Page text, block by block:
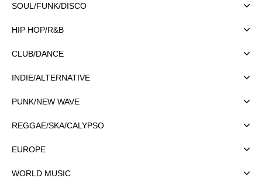
SOUL/FUNK/DISCO
HIP HOP/R&B
CLUB/DANCE
INDIE/ALTERNATIVE
PUNK/NEW WAVE
REGGAE/SKA/CALYPSO
EUROPE
WORLD MUSIC